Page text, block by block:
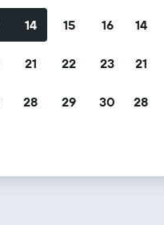
14 15 16
21 22 23
28 29 30
14
21
28